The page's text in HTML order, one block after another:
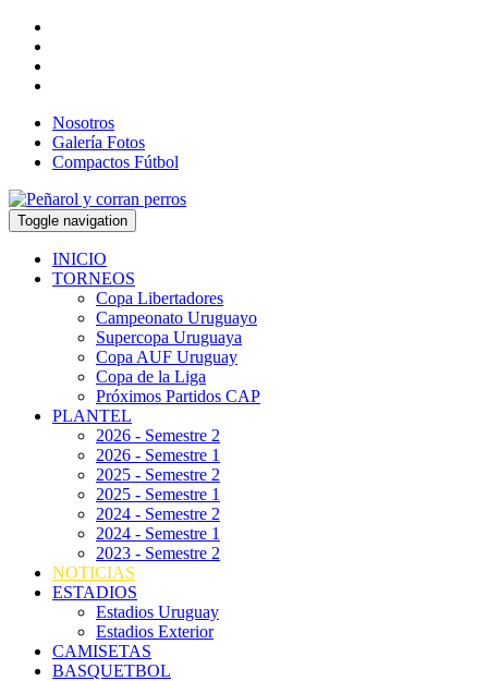
Nosotros
Galería Fotos
Compactos Fútbol
Toggle navigation
INICIO
TORNEOS
Copa Libertadores
Campeonato Uruguayo
Supercopa Uruguaya
Copa AUF Uruguay
Copa de la Liga
Próximos Partidos CAP
PLANTEL
2026 - Semestre 2
2026 - Semestre 1
2025 - Semestre 2
2025 - Semestre 1
2024 - Semestre 2
2024 - Semestre 1
2023 - Semestre 2
NOTICIAS
ESTADIOS
Estadios Uruguay
Estadios Exterior
CAMISETAS
BASQUETBOL